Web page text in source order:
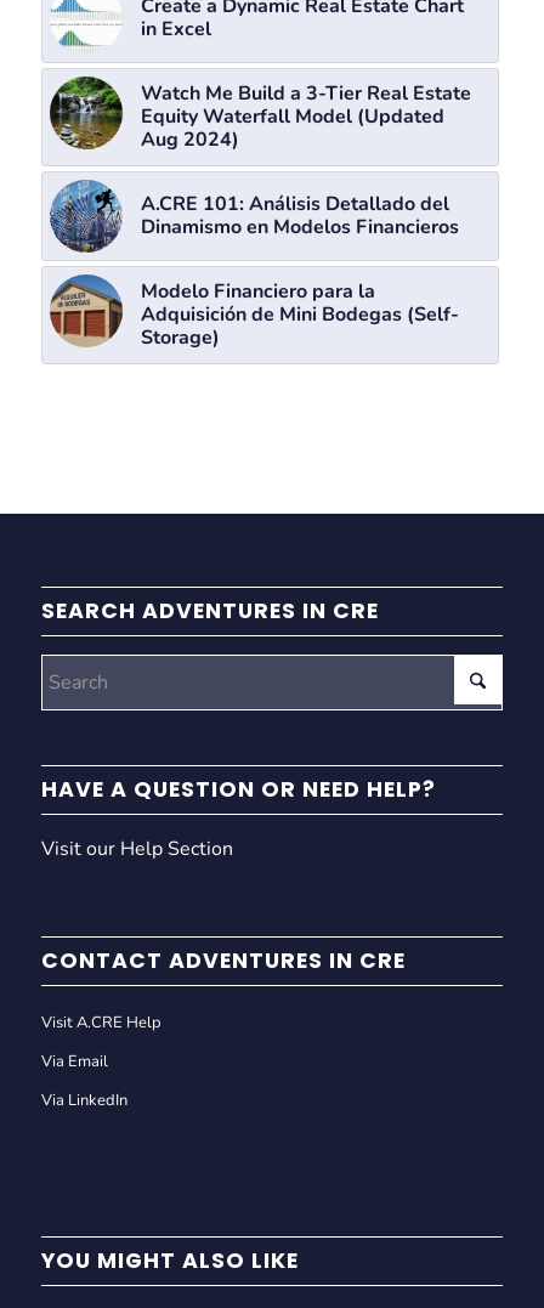
Create a Dynamic Real Estate Chart
in Excel
Watch Me Build a 3-Tier Real Estate
Equity Waterfall Model (Updated
Aug 2024)
A.CRE 101: Análisis Detallado del
Dinamismo en Modelos Financieros
Modelo Financiero para la
Adquisición de Mini Bodegas (Self-
Storage)
SEARCH ADVENTURES IN CRE
HAVE A QUESTION OR NEED HELP?
Visit our Help Section
CONTACT ADVENTURES IN CRE
Visit A.CRE Help
Via Email
Via LinkedIn
YOU MIGHT ALSO LIKE